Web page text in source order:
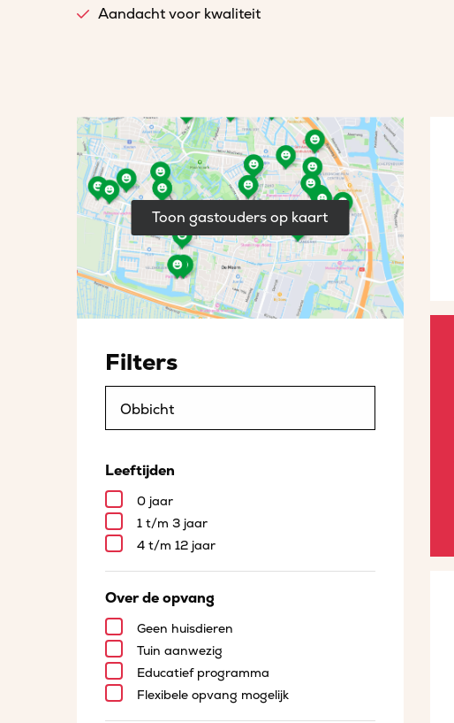
Aandacht voor kwaliteit
Toon gastouders op kaart
Filters
Leeftijden
0 jaar
1 t/m 3 jaar
4 t/m 12 jaar
Over de opvang
Geen huisdieren
Tuin aanwezig
Educatief programma
Flexibele opvang mogelijk